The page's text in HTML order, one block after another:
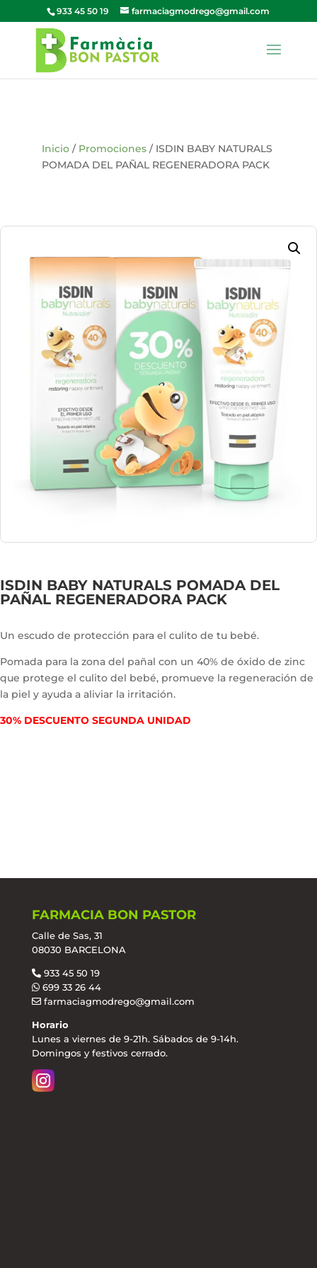
933 45 50 19 farmaciagmodrego@gmail.com
Inicio/ Promociones/ ISDIN BABY NATURALS
POMADA DEL PAÑAL REGENERADORA PACK
ISDIN BABY NATURALS POMADA DEL
PAÑAL REGENERADORA PACK
Un escudo de protección para el culito de tu bebé.
Pomada para la zona del pañal con un 40% de óxido de zinc
que protege el culito del bebé, promueve la regeneración de
la piel y ayuda a aliviar la irritación.
30% DESCUENTO SEGUNDA UNIDAD
FARMACIA BON PASTOR
Calle de Sas, 31
08030 BARCELONA
933 45 50 19
699 33 26 44
farmaciagmodrego@gmail.com
Horario
Lunes a viernes de 9-21h. Sábados de 9-14h.
Domingos y festivos cerrado.